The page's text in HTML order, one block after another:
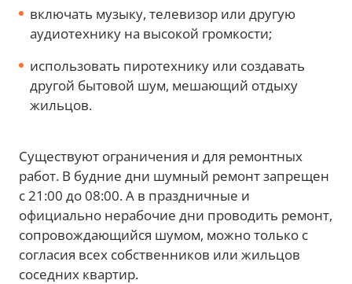
включать музыку, телевизор или другую
аудиотехнику на высокой громкости;
использовать пиротехнику или создавать
другой бытовой шум, мешающий отдыху
жильцов.
Существуют ограничения и для ремонтных
работ. В будние дни шумный ремонт запрещен
с 21:00 до 08:00. А в праздничные и
официально нерабочие дни проводить ремонт,
сопровождающийся шумом, можно только с
согласия всех собственников или жильцов
соседних квартир.